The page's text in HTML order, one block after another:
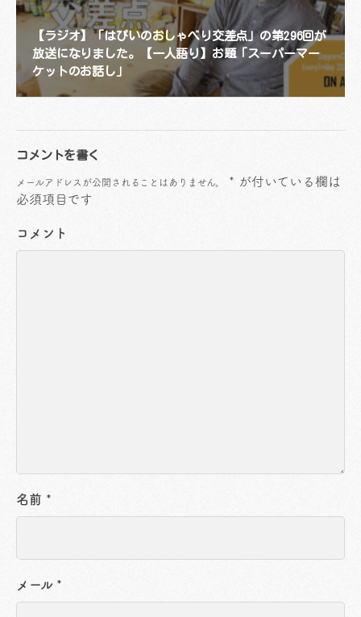
【ラジオ】「はぴいのおしゃべり交差点」の第296回が
放送になりました。【一人語り】お題「スーパーマー
ケットのお話し」
コメントを書く
メールアドレスが公開されることはありません。 * が付いている欄は
必須項目です
コメント
名前 *
メール *